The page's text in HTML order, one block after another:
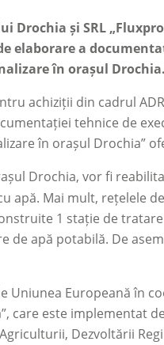
Drochia și SRL
elaborare a
în orașul
achiziții din cadrul
tehnice de
în orașul Drochia”
Drochia, vor fi
apă. Mai mult, rețelele
1 stație de
de apă potabilă. De
Uniunea Europeană în
care este implementat
Dezvoltării